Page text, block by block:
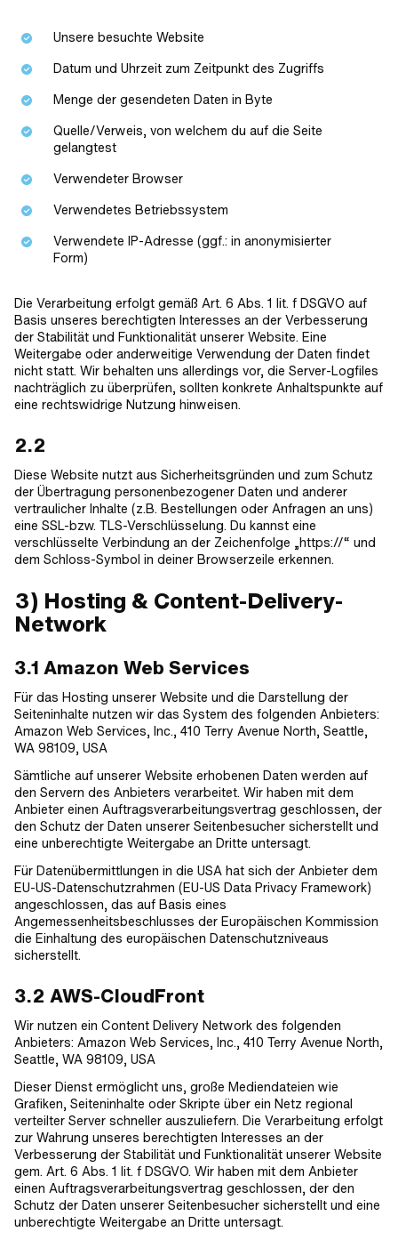
Unsere besuchte Website
Datum und Uhrzeit zum Zeitpunkt des Zugriffs
Menge der gesendeten Daten in Byte
Quelle/Verweis, von welchem du auf die Seite
gelangtest
Verwendeter Browser
Verwendetes Betriebssystem
Verwendete IP-Adresse (ggf.: in anonymisierter
Form)
Die Verarbeitung erfolgt gemäß Art. 6 Abs. 1 lit. f DSGVO auf
Basis unseres berechtigten Interesses an der Verbesserung
der Stabilität und Funktionalität unserer Website. Eine
Weitergabe oder anderweitige Verwendung der Daten findet
nicht statt. Wir behalten uns allerdings vor, die Server-Logfiles
nachträglich zu überprüfen, sollten konkrete Anhaltspunkte auf
eine rechtswidrige Nutzung hinweisen.
2.2
Diese Website nutzt aus Sicherheitsgründen und zum Schutz
der Übertragung personenbezogener Daten und anderer
vertraulicher Inhalte (z.B. Bestellungen oder Anfragen an uns)
eine SSL-bzw. TLS-Verschlüsselung. Du kannst eine
verschlüsselte Verbindung an der Zeichenfolge „https://“ und
dem Schloss-Symbol in deiner Browserzeile erkennen.
3) Hosting & Content-Delivery-
Network
3.1 Amazon Web Services
Für das Hosting unserer Website und die Darstellung der
Seiteninhalte nutzen wir das System des folgenden Anbieters:
Amazon Web Services, Inc., 410 Terry Avenue North, Seattle,
WA 98109, USA
Sämtliche auf unserer Website erhobenen Daten werden auf
den Servern des Anbieters verarbeitet. Wir haben mit dem
Anbieter einen Auftragsverarbeitungsvertrag geschlossen, der
den Schutz der Daten unserer Seitenbesucher sicherstellt und
eine unberechtigte Weitergabe an Dritte untersagt.
Für Datenübermittlungen in die USA hat sich der Anbieter dem
EU-US-Datenschutzrahmen (EU-US Data Privacy Framework)
angeschlossen, das auf Basis eines
Angemessenheitsbeschlusses der Europäischen Kommission
die Einhaltung des europäischen Datenschutzniveaus
sicherstellt.
3.2 AWS-CloudFront
Wir nutzen ein Content Delivery Network des folgenden
Anbieters: Amazon Web Services, Inc., 410 Terry Avenue North,
Seattle, WA 98109, USA
Dieser Dienst ermöglicht uns, große Mediendateien wie
Grafiken, Seiteninhalte oder Skripte über ein Netz regional
verteilter Server schneller auszuliefern. Die Verarbeitung erfolgt
zur Wahrung unseres berechtigten Interesses an der
Verbesserung der Stabilität und Funktionalität unserer Website
gem. Art. 6 Abs. 1 lit. f DSGVO. Wir haben mit dem Anbieter
einen Auftragsverarbeitungsvertrag geschlossen, der den
Schutz der Daten unserer Seitenbesucher sicherstellt und eine
unberechtigte Weitergabe an Dritte untersagt.